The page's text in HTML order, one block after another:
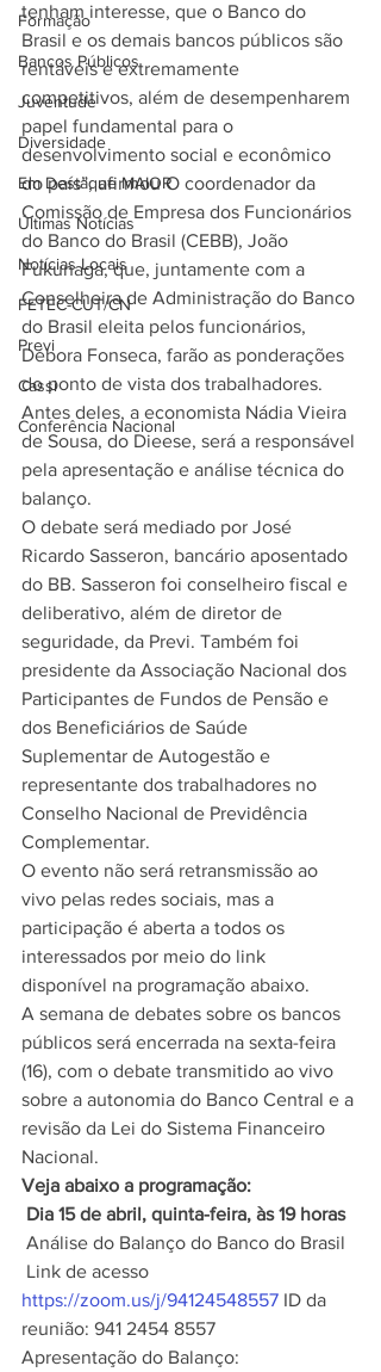
Formação
Bancos Públicos
Juventude
Diversidade
Em Destaque MAIOR
Últimas Notícias
Notícias Locais
FETEC-CUT/CN
Previ
Cassi
Conferência Nacional
tenham interesse, que o Banco do
Brasil e os demais bancos públicos são
rentáveis e extremamente
competitivos, além de desempenharem
papel fundamental para o
desenvolvimento social e econômico
do país”, afirmou O coordenador da
Comissão de Empresa dos Funcionários
do Banco do Brasil (CEBB), João
Fukunaga, que, juntamente com a
Conselheira de Administração do Banco
do Brasil eleita pelos funcionários,
Débora Fonseca, farão as ponderações
do ponto de vista dos trabalhadores.
Antes deles, a economista Nádia Vieira
de Sousa, do Dieese, será a responsável
pela apresentação e análise técnica do
balanço.
O debate será mediado por José
Ricardo Sasseron, bancário aposentado
do BB. Sasseron foi conselheiro fiscal e
deliberativo, além de diretor de
seguridade, da Previ. Também foi
presidente da Associação Nacional dos
Participantes de Fundos de Pensão e
dos Beneficiários de Saúde
Suplementar de Autogestão e
representante dos trabalhadores no
Conselho Nacional de Previdência
Complementar.
O evento não será retransmissão ao
vivo pelas redes sociais, mas a
participação é aberta a todos os
interessados por meio do link
disponível na programação abaixo.
A semana de debates sobre os bancos
públicos será encerrada na sexta-feira
(16), com o debate transmitido ao vivo
sobre a autonomia do Banco Central e a
revisão da Lei do Sistema Financeiro
Nacional.
Veja abaixo a programação:
Dia 15 de abril, quinta-feira, às 19 horas
Análise do Balanço do Banco do Brasil
Link de acesso
https://zoom.us/j/94124548557 ID da
reunião: 941 2454 8557
Apresentação do Balanço: